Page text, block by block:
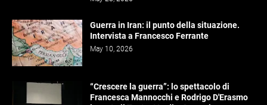
Guerra in Iran: il punto della situazione.
Intervista a Francesco Ferrante
May 10, 2026
“Crescere la guerra”: lo spettacolo di
Francesca Mannocchi e Rodrigo D'Erasmo